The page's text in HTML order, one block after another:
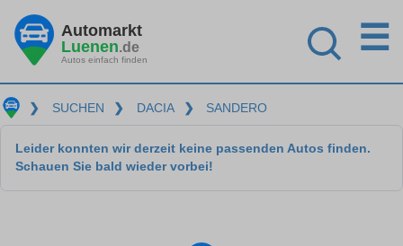
Automarkt
Luenen.de
Autos einfach finden
☰
❯ SUCHEN ❯ DACIA ❯ SANDERO
Leider konnten wir derzeit keine passenden Autos finden.
Schauen Sie bald wieder vorbei!